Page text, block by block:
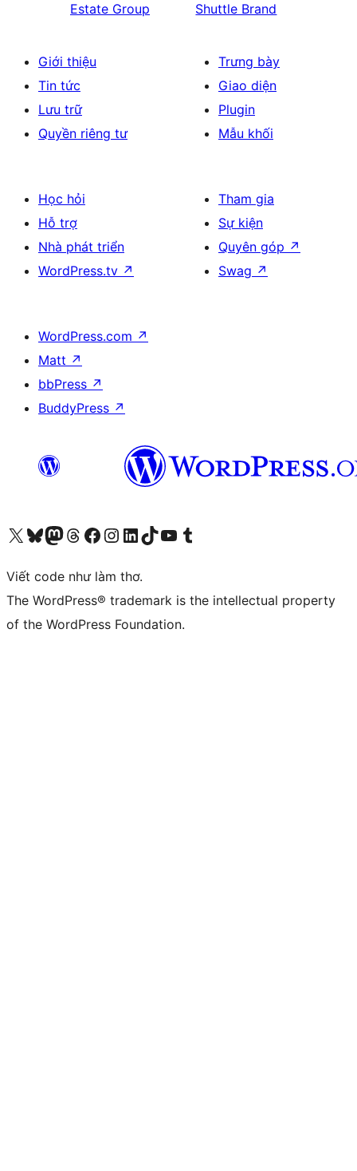
Estate Group
Shuttle Brand
Giới thiệu
Tin tức
Lưu trữ
Quyền riêng tư
Trưng bày
Giao diện
Plugin
Mẫu khối
Học hỏi
Hỗ trợ
Nhà phát triển
WordPress.tv ↗
Tham gia
Sự kiện
Quyên góp ↗
Swag ↗
WordPress.com ↗
Matt ↗
bbPress ↗
BuddyPress ↗
Truy cập tài khoản X (trước đây là Twitter) của chúng tôiVisit our Bluesky account
Visit our Mastodon account
Visit our Threads account
Xem trang Facebook của chúng tôiTruy cập tài khoản Instagram của chúng tôiTruy cập tài khoản LinkedIn của chúng tôiVisit our TikTok account
Truy cập kênh YouTube của chúng tôi Visit our Tumblr account
Viết code như làm thơ.
The WordPress® trademark is the intellectual property
of the WordPress Foundation.